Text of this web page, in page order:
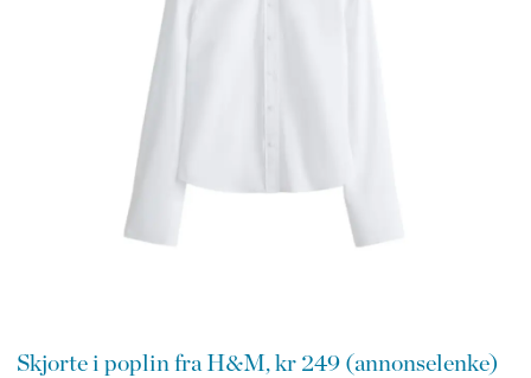
Skjorte i poplin fra H&M, kr 249 (annonselenke)